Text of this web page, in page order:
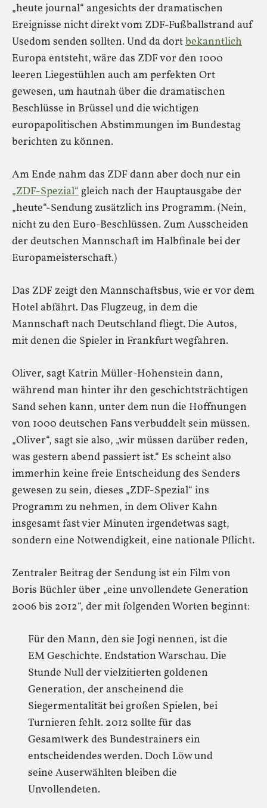
„heute journal“ angesichts der dramatischen
Ereignisse nicht direkt vom ZDF-Fußballstrand auf
Usedom senden sollten. Und da dortbekanntlich
Europa entsteht, wäre das ZDF vor den 1000
leeren Liegestühlen auch am perfekten Ort
gewesen, um hautnah über die dramatischen
Beschlüsse in Brüssel und die wichtigen
europapolitischen Abstimmungen im Bundestag
berichten zu können.
Am Ende nahm das ZDF dann aber doch nur ein
„ZDF-Spezial“gleich nach der Hauptausgabe der
„heute“-Sendung zusätzlich ins Programm. (Nein,
nicht zu den Euro-Beschlüssen. Zum Ausscheiden
der deutschen Mannschaft im Halbfinale bei der
Europameisterschaft.)
Das ZDF zeigt den Mannschaftsbus, wie er vor dem
Hotel abfährt. Das Flugzeug, in dem die
Mannschaft nach Deutschland fliegt. Die Autos,
mit denen die Spieler in Frankfurt wegfahren.
Oliver, sagt Katrin Müller-Hohenstein dann,
während man hinter ihr den geschichtsträchtigen
Sand sehen kann, unter dem nun die Hoffnungen
von 1000 deutschen Fans verbuddelt sein müssen.
„Oliver“, sagt sie also, „wir müssen darüber reden,
was gestern abend passiert ist.“ Es scheint also
immerhin keine freie Entscheidung des Senders
gewesen zu sein, dieses „ZDF-Spezial“ ins
Programm zu nehmen, in dem Oliver Kahn
insgesamt fast vier Minuten irgendetwas sagt,
sondern eine Notwendigkeit, eine nationale Pflicht.
Zentraler Beitrag der Sendung ist ein Film von
Boris Büchler über „eine unvollendete Generation
2006 bis 2012“, der mit folgenden Worten beginnt:
Für den Mann, den sie Jogi nennen, ist die
EM Geschichte. Endstation Warschau. Die
Stunde Null der vielzitierten goldenen
Generation, der anscheinend die
Siegermentalität bei großen Spielen, bei
Turnieren fehlt. 2012 sollte für das
Gesamtwerk des Bundestrainers ein
entscheidendes werden. Doch Löw und
seine Auserwählten bleiben die
Unvollendeten.